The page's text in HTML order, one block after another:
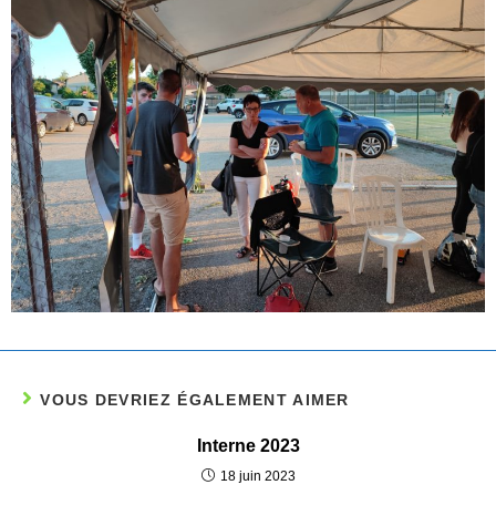
VOUS DEVRIEZ ÉGALEMENT AIMER
Interne 2023
18 juin 2023